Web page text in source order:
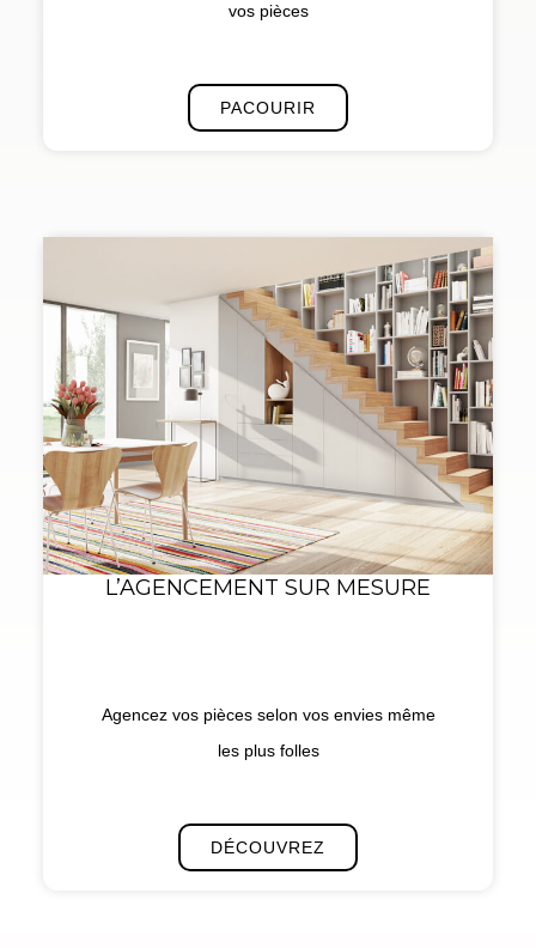
vos pièces
PACOURIR
L’AGENCEMENT SUR MESURE
Agencez vos pièces selon vos envies même
les plus folles
DÉCOUVREZ